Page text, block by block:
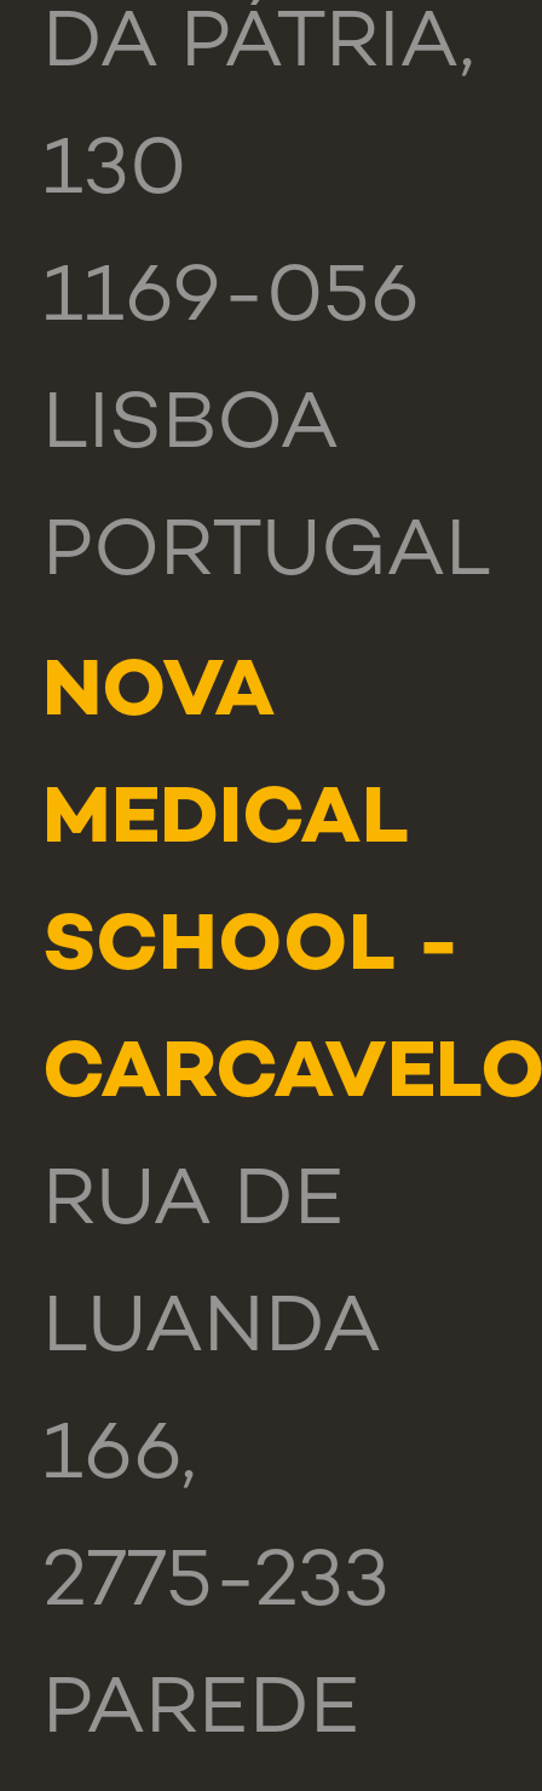
DA PÁTRIA,
130
1169-056
LISBOA
PORTUGAL
NOVA
MEDICAL
SCHOOL -
RUA DE
LUANDA
166,
2775-233
PAREDE